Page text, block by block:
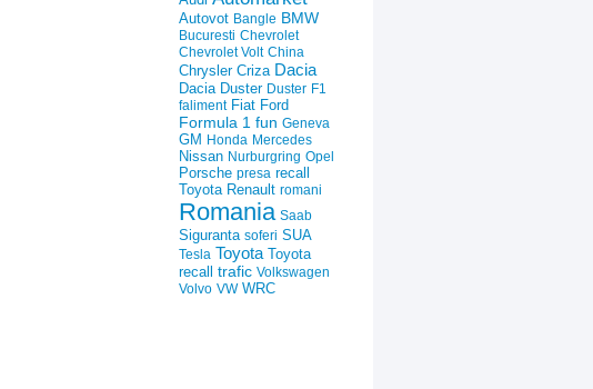
Autovot Bangle BMW
Bucuresti Chevrolet
Chevrolet Volt China
Chrysler Criza Dacia
Dacia Duster Duster F1
faliment Fiat Ford
Formula 1 fun Geneva
GM Honda Mercedes
Nissan Nurburgring Opel
Porsche presa recall
Toyota Renault romani
Romania Saab
Siguranta soferi SUA
Tesla Toyota Toyota
recall trafic Volkswagen
Volvo VW WRC